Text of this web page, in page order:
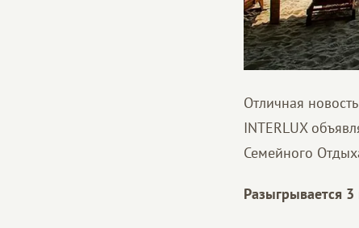
Отличная
INTERLUX
Семейного
Разыгрывается